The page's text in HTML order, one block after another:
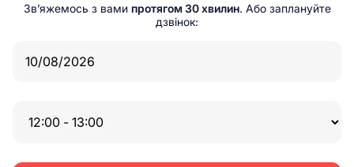
Зв’яжемось з вами протягом 30 хвилин. Або заплануйте
дзвінок: